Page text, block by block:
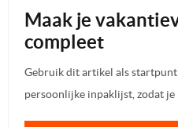
Maak je
compleet
Gebruik dit artikel als startpunt
persoonlijke inpaklijst, zodat je